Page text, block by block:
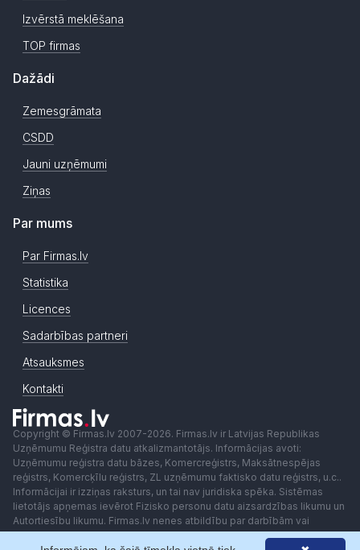
Izvērstā meklēšana
TOP firmas
Dažādi
Zemesgrāmata
CSDD
Jauni uzņēmumi
Ziņas
Par mums
Par Firmas.lv
Statistika
Licences
Sadarbības partneri
Atsauksmes
Kontakti
Copyright © Firmas.lv 2007-2026. Firmas.lv ir Latvijas Republikas
Uzņēmumu Reģistra datu atkalizmantotājs. Informācijas avoti:
Uzņēmumu reģistra datu bāzes, Komercreģistrs, Maksātnespējas
reģistrs, Komercķīlu reģistrs, ZL uzņēmumu faktisko datu reģistrs, u.c..
Informācijai ir izziņas raksturs, un tai nav juridiska spēka. Sistēmas
lietotājs apņemas ievērot Fizisko personu datu aizsardzības likumu un
Autortiesību likumu. Firmas.lv nenes atbildību par darbībām vai
lēmumiem, kas balstīti uz saņemto pakalpojumu. Lietotājam aizliegts